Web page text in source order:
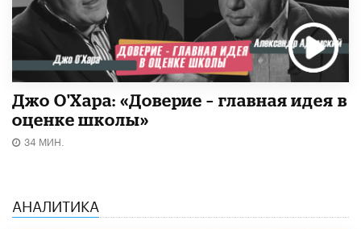
Джо О'Хара: «Доверие – главная идея в
оценке школы»
34 МИН.
АНАЛИТИКА